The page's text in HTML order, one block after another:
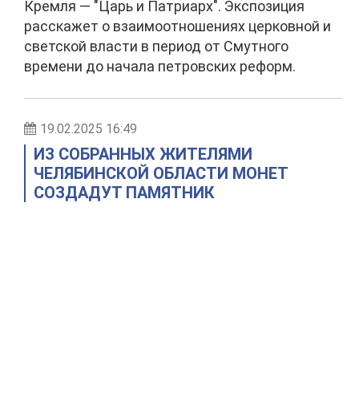
Кремля — "Царь и Патриарх". Экспозиция
расскажет о взаимоотношениях церковной и
светской власти в период от Смутного
времени до начала петровских реформ.
19.02.2025 16:49
ИЗ СОБРАННЫХ ЖИТЕЛЯМИ
ЧЕЛЯБИНСКОЙ ОБЛАСТИ МОНЕТ
СОЗДАДУТ ПАМЯТНИК